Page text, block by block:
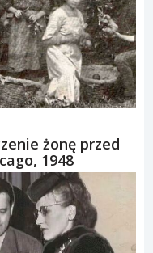
żonę przed
1948